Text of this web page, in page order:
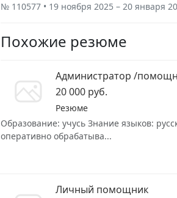
№ 110577 • 19 ноября 2025 – 20 января
Похожие резюме
Администратор /
20 000 руб.
Резюме
Образование: учусь Знание языков:
оперативно обрабатыва...
Личный помощник